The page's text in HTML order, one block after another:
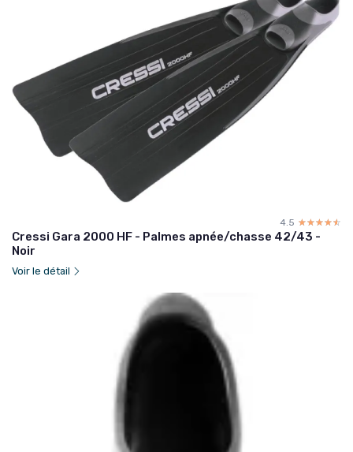
4.5 ☆☆☆☆☆
★★★★★
Cressi Gara 2000 HF - Palmes apnée/chasse 42/43 -
Noir
Voir le détail